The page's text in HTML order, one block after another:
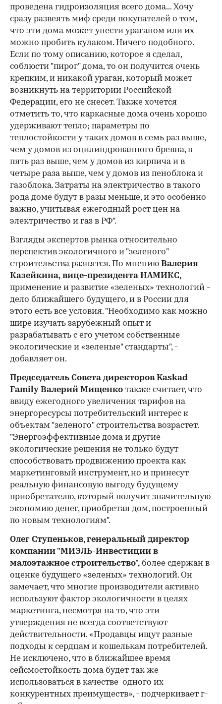
проведена гидроизоляция всего дома... Хочу
сразу развеять миф среди покупателей о том,
что эти дома может унести ураганом или их
можно пробить кулаком. Ничего подобного.
Если по тому описанию, которое я сделал,
соблюсти "пирог" дома, то он получится очень
крепким, и никакой ураган, который может
возникнуть на территории Российской
Федерации, его не снесет. Также хочется
отметить то, что каркасные дома очень хорошо
удерживают тепло; параметры по
теплостойкости у таких домов в семь раз выше,
чем у домов из оцилиндрованного бревна, в
пять раз выше, чем у домов из кирпича и в
четыре раза выше, чем у домов из пеноблока и
газоблока. Затраты на электричество в такого
рода доме будут в разы меньше, и это особенно
важно, учитывая ежегодный рост цен на
электричество и газ в РФ".
Взгляды экспертов рынка относительно
перспектив экологичного и "зеленого"
строительства разнятся. По мнению Валерия
Казейкина, вице-президента НАМИКС,
применение и развитие «зеленых» технологий -
дело ближайшего будущего, и в России для
этого есть все условия. "Необходимо как можно
шире изучать зарубежный опыт и
разрабатывать с его учетом собственные
экологические и «зеленые" стандарты", -
добавляет он.
Председатель Совета директоров Kaskad
Family Валерий Мищенко также считает, что
ввиду ежегодного увеличения тарифов на
энергоресурсы потребительский интерес к
объектам "зеленого" строительства возрастет.
"Энергоэффективные дома и другие
экологические решения не только будут
способствовать продвижению проекта как
маркетинговый инструмент, но и принесут
реальную финансовую выгоду будущему
приобретателю, который получит значительную
экономию денег, приобретая дом, построенный
по новым технологиям".
Олег Ступеньков, генеральный директор
компании "МИЭЛЬ-Инвестиции в
малоэтажное строительство", более сдержан в
оценке будущего «зеленых» технологий. Он
замечает, что многие производители активно
используют фактор экологичности в целях
маркетинга, несмотря на то, что эти
утверждения не всегда соответствуют
действительности. «Продавцы ищут разные
подходы к сердцам и кошелькам потребителей.
Не исключено, что в ближайшее время
сейсмостойкость дома будет так же
использоваться в качестве одного их
конкурентных преимуществ», - подчеркивает г-